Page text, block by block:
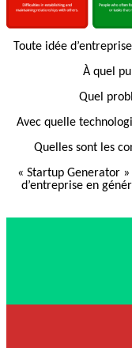
Toute idée
À quel
Quel
Avec quelle
Quelles sont les
« Startup Generator
d’entreprise en